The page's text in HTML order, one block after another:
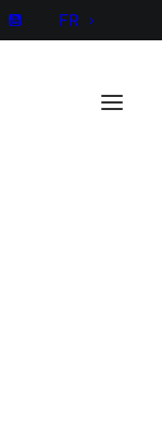
FR